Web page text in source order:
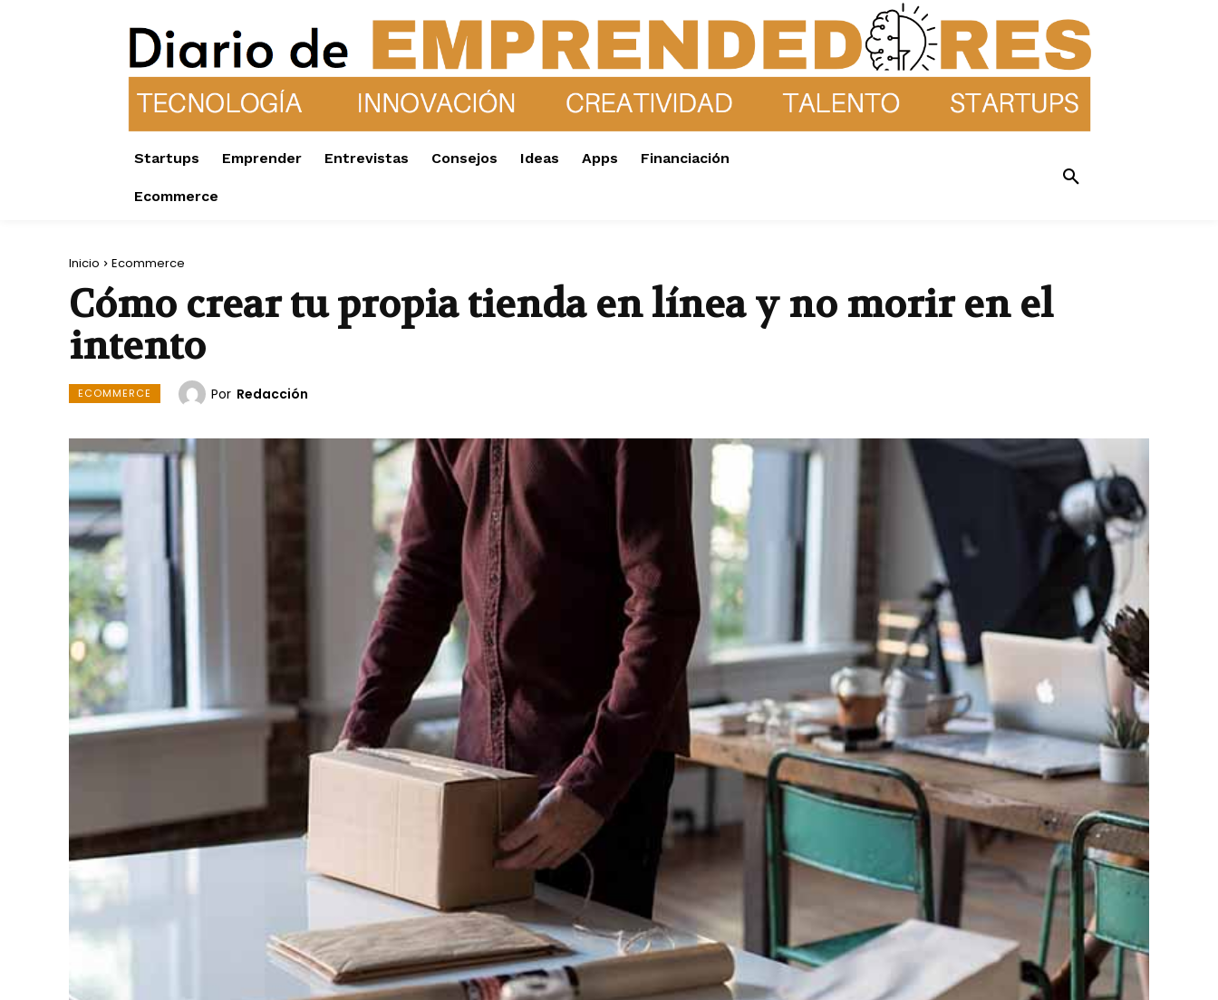
Startups Emprender Entrevistas Consejos Ideas Apps Financiación
Ecommerce
Inicio Ecommerce
Cómo crear tu propia tienda en línea y no morir en el
intento
ECOMMERCE Por Redacción